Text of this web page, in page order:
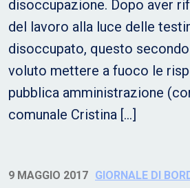
disoccupazione. Dopo aver
del lavoro alla luce delle
disoccupato, questo
voluto mettere a fuoco le
pubblica amministrazione
comunale Cristina […]
9 MAGGIO 2017 GIORNALE DI